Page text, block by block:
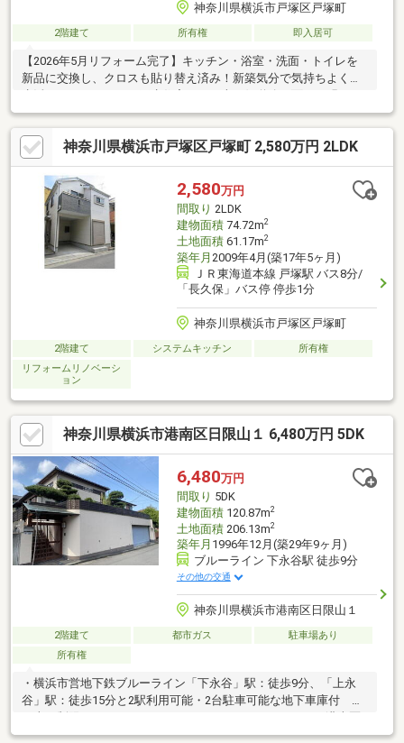
神奈川県横浜市戸塚区戸塚町
2階建て 所有権 即入居可
【2026年5月リフォーム完了】キッチン・浴室・洗面・トイレを
新品に交換し、クロスも貼り替え済み！新築気分で気持ちよく新
住まいで、愛車を守るカースペースも完備（車種制限有）。東海
道線「戸塚駅」からバス8分、「長久保」バス停からは徒歩わずか
1分という、雨の日や遅い時間でも安心の好立地です。周辺は第2
種中高層住居専用地域の落ち着いた住宅街。価格は2 680万円（税
込）と、毎月の住居費を抑えたいファミリーに大変おすすめで
す。ぜひお気軽にお問い合わせください！
神奈川県横浜市戸塚区戸塚町 2,580万円 2LDK
2,580万円
間取り 2LDK
建物面積74.72m2
土地面積61.17m2
築年月 2009年4月(築17年5ヶ月)
ＪＲ東海道本線 戸塚駅 バス8分/
「長久保」バス停 停歩1分
神奈川県横浜市戸塚区戸塚町
2階建て システムキッチン
所有権
リフォームリノベーシ
ョン
神奈川県横浜市港南区日限山１ 6,480万円 5DK
6,480万円
間取り 5DK
建物面積120.87m2
土地面積206.13m2
築年月 1996年12月(築29年9ヶ月)
ブルーライン 下永谷駅 徒歩9分
その他の交通
神奈川県横浜市港南区日限山１
2階建て 都市ガス
駐車場あり
所有権
・横浜市営地下鉄ブルーライン「下永谷」駅：徒歩9分、「上永
谷」駅：徒歩15分と2駅利用可能・2台駐車可能な地下車庫付
日限山店・・・徒歩6分（約450m）・まいばすけっと下永谷駅前